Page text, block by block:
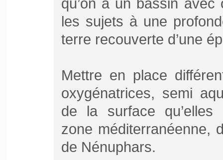
les sujets à une
terre recouverte d’une
Mettre en place
oxygénatrices, semi
de la surface qu’elles
zone méditerranéenne,
de Nénuphars.